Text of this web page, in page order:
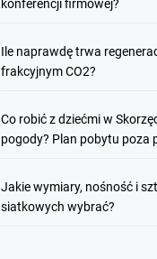
konferencji firmowej?
Ile naprawdę trwa
frakcyjnym CO2?
Co robić z dziećmi w
pogody? Plan pobytu poza
Jakie wymiary, nośność i
siatkowych wybrać?